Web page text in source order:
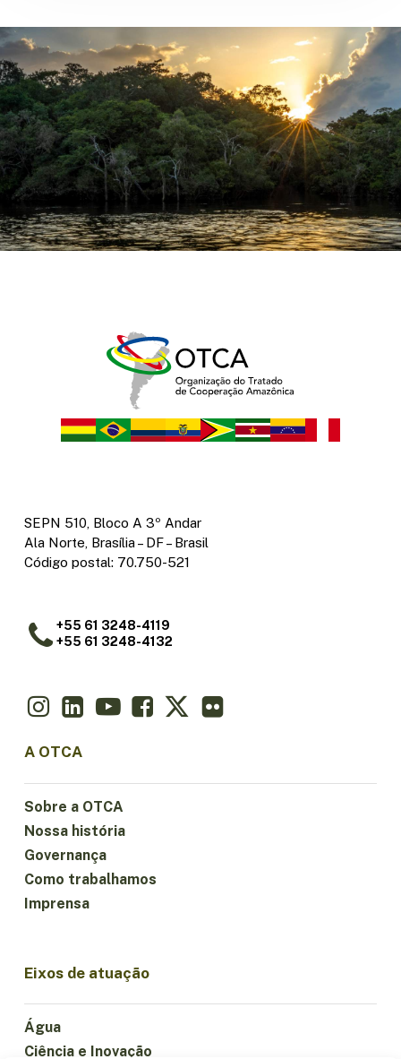
SEPN 510, Bloco A 3º Andar
Ala Norte, Brasília – DF – Brasil
Código postal: 70.750-521
+55 61 3248-4119
+55 61 3248-4132
A OTCA
Sobre a OTCA
Nossa história
Governança
Como trabalhamos
Imprensa
Eixos de atuação
Água
Ciência e Inovação